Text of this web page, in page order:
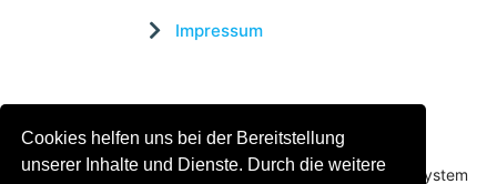
Cookies helfen uns bei der Bereitstellung
unserer Inhalte und Dienste. Durch die weitere
Impressum
Profitieren sie jetzt von unserer über 15 jährigen
Praxiserfahrung und unserem erfolgreichen Coachingsystem